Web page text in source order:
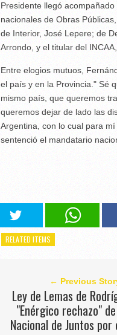
Presidente llegó
nacionales de Obras
de Interior, José Lepere; de
Arrondo, y el titular del
Entre elogios mutuos,
el país y en la Provincia." Sé
mismo país, que queremos
queremos dejar de lado las
Argentina, con lo cual para
sentenció el mandatario
RELATED ITEMS
← Previous
Ley de Lemas de
"Enérgico rechazo"
Nacional de Juntos por